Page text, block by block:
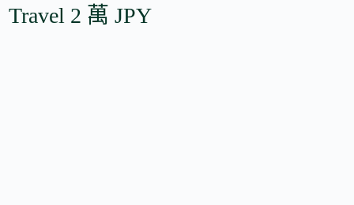
Travel 2 萬 JPY